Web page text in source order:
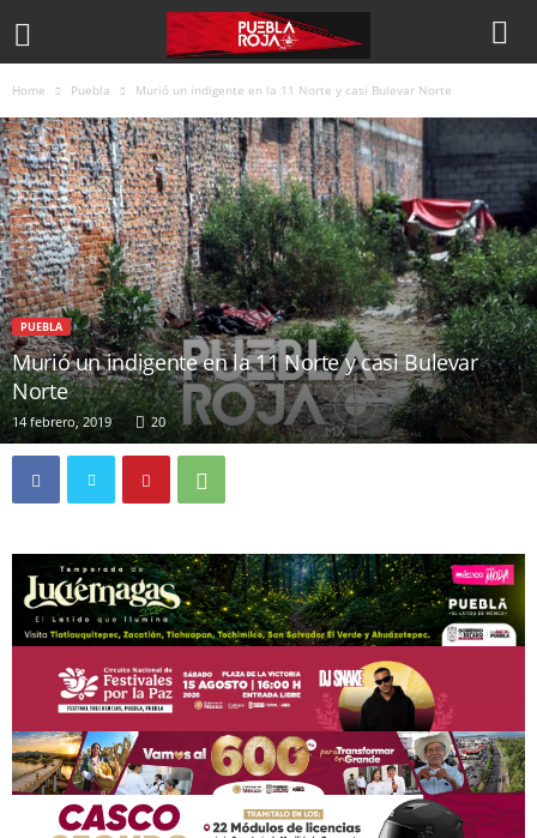
Home Puebla Murió un indigente en la 11 Norte y casi Bulevar Norte
PUEBLA
Murió un indigente en la 11 Norte y casi Bulevar
Norte
14 febrero, 2019 20